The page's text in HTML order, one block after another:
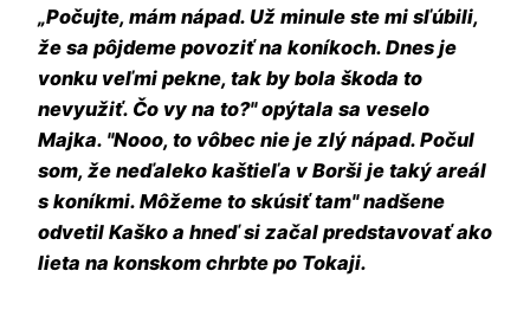
„Počujte, mám nápad. Už minule ste mi sľúbili,
že sa pôjdeme povoziť na koníkoch. Dnes je
vonku veľmi pekne, tak by bola škoda to
nevyužiť. Čo vy na to?" opýtala sa veselo
Majka. "Nooo, to vôbec nie je zlý nápad. Počul
som, že neďaleko kaštieľa v Borši je taký areál
s koníkmi. Môžeme to skúsiť tam" nadšene
odvetil Kaško a hneď si začal predstavovať ako
lieta na konskom chrbte po Tokaji.